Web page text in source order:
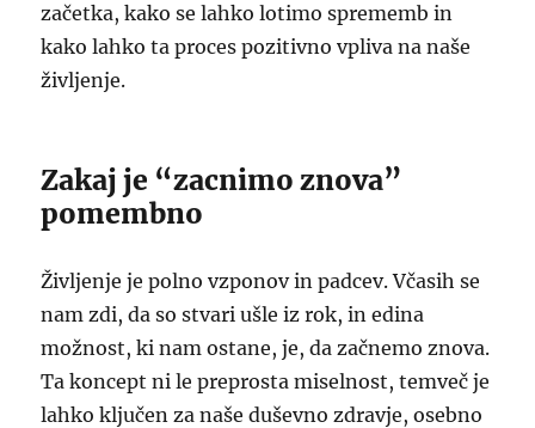
začetka, kako se lahko lotimo sprememb in
kako lahko ta proces pozitivno vpliva na naše
življenje.
Zakaj je “zacnimo znova”
pomembno
Življenje je polno vzponov in padcev. Včasih se
nam zdi, da so stvari ušle iz rok, in edina
možnost, ki nam ostane, je, da začnemo znova.
Ta koncept ni le preprosta miselnost, temveč je
lahko ključen za naše duševno zdravje, osebno